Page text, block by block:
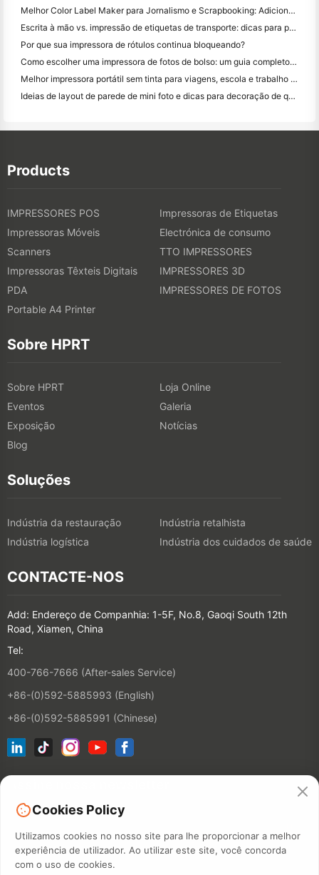
Melhor Color Label Maker para Jornalismo e Scrapbooking: Adicione Mais Cor a Cada Página
Escrita à mão vs. impressão de etiquetas de transporte: dicas para pequenas empresas em 2026
Por que sua impressora de rótulos continua bloqueando?
Como escolher uma impressora de fotos de bolso: um guia completo para usuários de jornal, viagens e iPhone
Melhor impressora portátil sem tinta para viagens, escola e trabalho móvel: Hanin MT620 Pro Review
Ideias de layout de parede de mini foto e dicas para decoração de quarto e dormitório
Products
IMPRESSORES POS
Impressoras de Etiquetas
Impressoras Móveis
Electrónica de consumo
Scanners
TTO IMPRESSORES
Impressoras Têxteis Digitais
IMPRESSORES 3D
PDA
IMPRESSORES DE FOTOS
Portable A4 Printer
Sobre HPRT
Sobre HPRT
Loja Online
Eventos
Galeria
Exposição
Notícias
Blog
Soluções
Indústria da restauração
Indústria retalhista
Indústria logística
Indústria dos cuidados de saúde
CONTACTE-NOS
Add: Endereço de Companhia: 1-5F, No.8, Gaoqi South 12th
Road, Xiamen, China
Tel:
400-766-7666 (After-sales Service)
+86-(0)592-5885993 (English)
+86-(0)592-5885991 (Chinese)
Cookies Policy
Utilizamos cookies no nosso site para lhe proporcionar a melhor
experiência de utilizador. Ao utilizar este site, você concorda
com o uso de cookies.